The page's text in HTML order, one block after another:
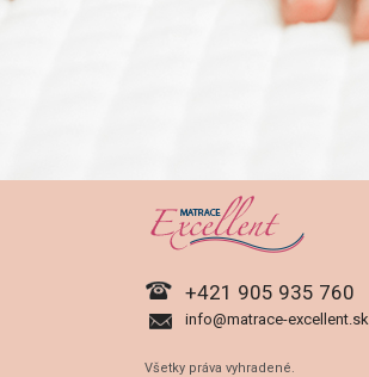
+421 905 935 760
info@matrace-excellent.sk
Všetky práva vyhradené.